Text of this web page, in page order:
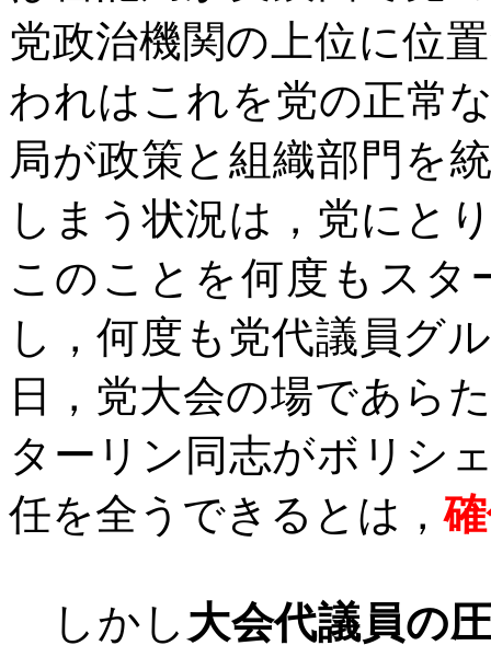
党政治機関の上位に位
われはこれを党の正常
局が政策と組織部門を
しまう状況は，党にと
このことを何度もスタ
し，何度も党代議員グ
日，党大会の場であら
ターリン同志がボリシ
任を全うできるとは，
しかし 大会代議員の